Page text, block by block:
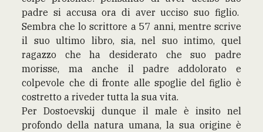
padre si accusa ora di aver ucciso suo figlio.
Sembra che lo scrittore a 57 anni, mentre scrive
il suo ultimo libro, sia, nel suo intimo, quel
ragazzo che ha desiderato che suo padre
morisse, ma anche il padre addolorato e
colpevole che di fronte alle spoglie del figlio è
costretto a riveder tutta la sua vita.
Per Dostoevskij dunque il male è insito nel
profondo della natura umana, la sua origine è